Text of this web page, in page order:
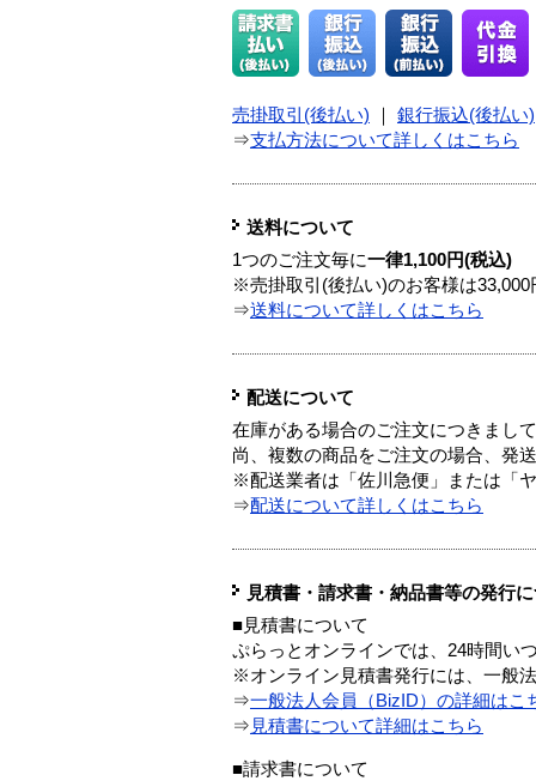
売掛取引(後払い) 銀行振込(後払い)
⇒支払方法について詳しくはこちら
送料について
1つのご注文毎に一律1,100円(税込)
※売掛取引(後払い)のお客様は
⇒送料について詳しくはこちら
配送について
在庫がある場合のご注文につきまし
尚、複数の商品をご注文の場合、発
※配送業者は「佐川急便」または「
⇒配送について詳しくはこちら
見積書・請求書・納品書等の発行
■見積書について
ぷらっとオンラインでは、24時間い
※オンライン見積書発行には、一般
⇒一般法人会員（BizID）の詳細はこ
⇒ 見積書について詳細はこちら
■請求書について